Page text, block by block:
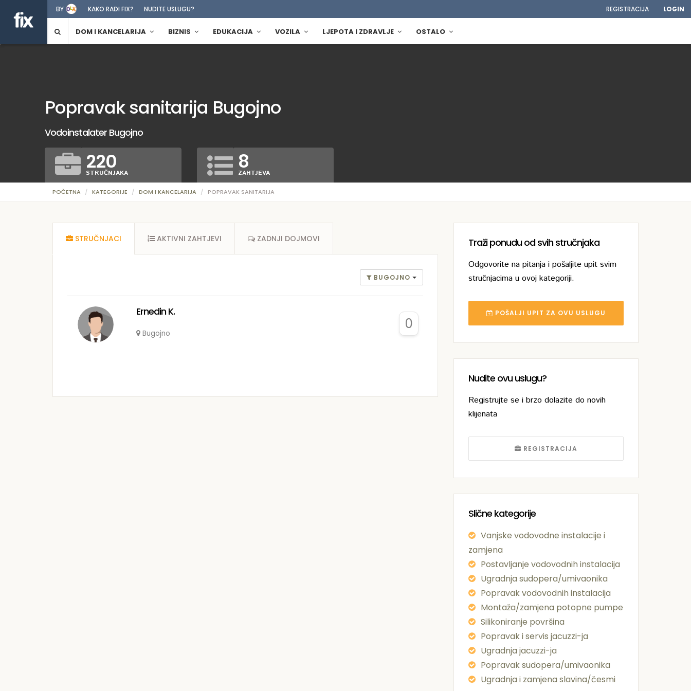
BY KAKO RADI FIX? NUDITE USLUGU? REGISTRACIJA LOGIN
DOM I KANCELARIJA BIZNIS EDUKACIJA VOZILA LJEPOTA I ZDRAVLJE OSTALO
POČETNA KATEGORIJE DOM I KANCELARIJA POPRAVAK SANITARIJA
Popravak sanitarija Bugojno
Vodoinstalater Bugojno
220
STRUČNJAKA 8
ZAHTJEVA
Traži ponudu od svih stručnjaka
Odgovorite na pitanja i pošaljite upit svim
stručnjacima u ovoj kategoriji.
POŠALJI UPIT ZA OVU USLUGU
Nudite ovu uslugu?
Registrujte se i brzo dolazite do novih
klijenata
REGISTRACIJA
Slične kategorije
Vanjske vodovodne instalacije i
zamjena
Postavljanje vodovodnih instalacija
Ugradnja sudopera/umivaonika
Popravak vodovodnih instalacija
Montaža/zamjena potopne pumpe
Silikoniranje površina
Popravak i servis jacuzzi-ja
Ugradnja jacuzzi-ja
Popravak sudopera/umivaonika
Ugradnja i zamjena slavina/česmi
STRUČNJACI AKTIVNI ZAHTJEVI ZADNJI DOJMOVI
BUGOJNO
Ernedin K.
Bugojno
0